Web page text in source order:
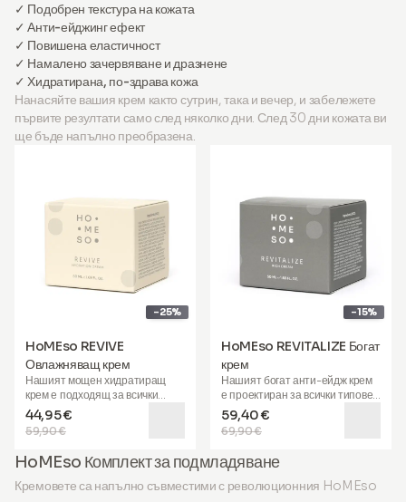
✓ Подобрен текстура на кожата
✓ Анти-ейджинг ефект
✓ Повишена еластичност
✓ Намалено зачервяване и дразнене
✓ Хидратирана, по-здрава кожа
Нанасяйте вашия крем както сутрин, така и вечер, и забележете
първите резултати само след няколко дни. След 30 дни кожата ви
ще бъде напълно преобразена.
-25%
HoMEso REVIVE
Овлажняващ крем
Нашиятмощен хидратиращ
креме подходящ за всички
типове кожа. Неговата
специална формула помага за
дълбока хидратация на кожата,
успокоява, намалява
зачервяването и осигурява72-
часова хидратация . Обогатен с
59,90 €
44,95 €
-15%
HoMEso REVITALIZE Богат
крем
Нашиятбогат анти-ейдж крем
е проектиран за всички типове
кожа и е особено полезен за
зряла, суха и раздразнена
кожа. Той помага за
еластичността, придава
младежка плътност и
подпомага борбата с бръчките.
69,90 €
59,40 €
HoMEso Комплект за подмладяване
Кремовете са напълно съвместими с революционния HoMEso